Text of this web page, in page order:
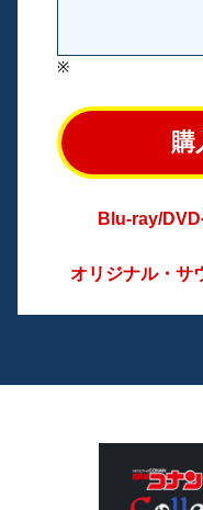
※
購
Blu-ray/
オリジナル・サ